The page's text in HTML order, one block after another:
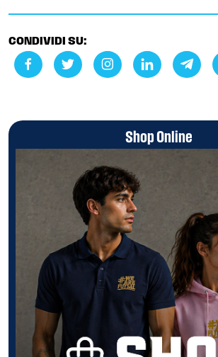
CONDIVIDI SU:
Shop Online